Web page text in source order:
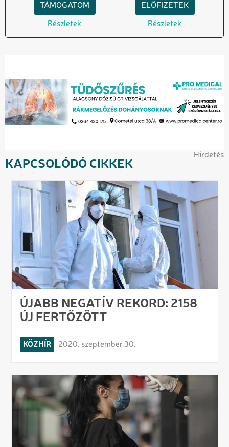
TÁMOGATOM
Részletek
ELŐFIZETEK
Részletek
Hirdetés
KAPCSOLÓDÓ CIKKEK
ÚJABB NEGATÍV REKORD: 2158
ÚJ FERTŐZÖTT
KÖZHÍR 2020. szeptember 30.